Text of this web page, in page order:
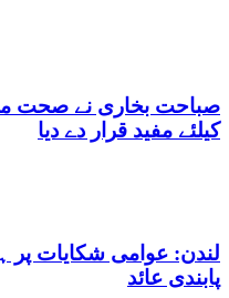
صباحت بخاری نے صحت
کیلئے مفید قرار دے دیا
لندن: عوامی شکایات پر
پابندی عائد